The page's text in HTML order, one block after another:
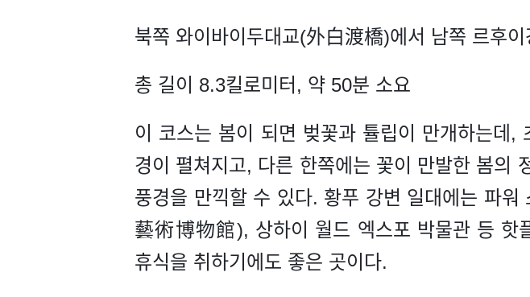
북쪽 와이바이두대교(外白渡橋)에서 남쪽 르후
총 길이 8.3킬로미터, 약 50분 소요
이 코스는 봄이 되면 벚꽃과 튤립이 만개하는데
경이 펼쳐지고, 다른 한쪽에는 꽃이 만발한 봄의
풍경을 만끽할 수 있다. 황푸 강변 일대에는 파
藝術博物館), 상하이 월드 엑스포 박물관 등 핫
휴식을 취하기에도 좋은 곳이다.